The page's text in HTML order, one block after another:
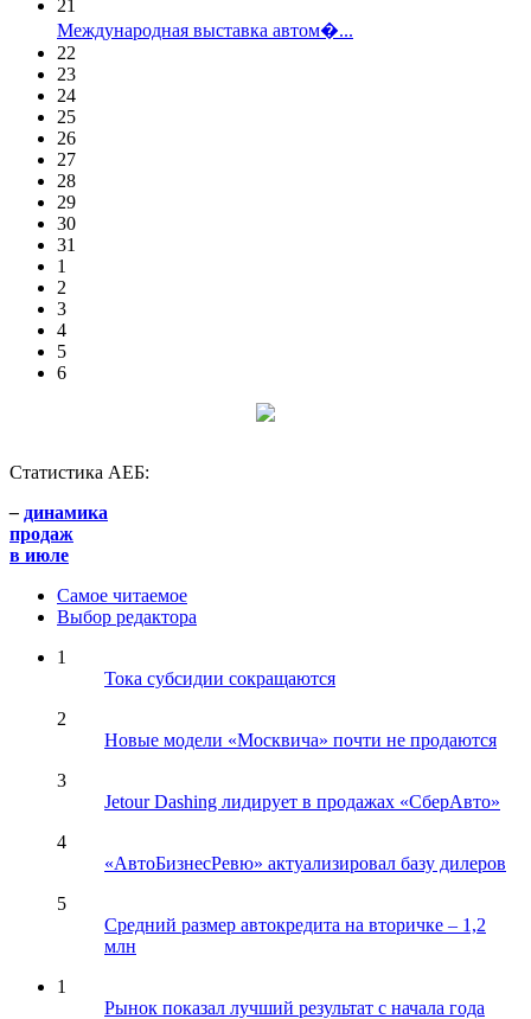
21
Международная выставка автом�...
22
23
24
25
26
27
28
29
30
31
1
2
3
4
5
6
Статистика АЕБ:
– динамика
продаж
в июле
Самое читаемое
Выбор редактора
1
Тока субсидии сокращаются
2
Новые модели «Москвича» почти не продаются
3
Jetour Dashing лидирует в продажах «СберАвто»
4
«АвтоБизнесРевю» актуализировал базу дилеров
5
Средний размер автокредита на вторичке – 1,2
млн
1
Рынок показал лучший результат с начала года